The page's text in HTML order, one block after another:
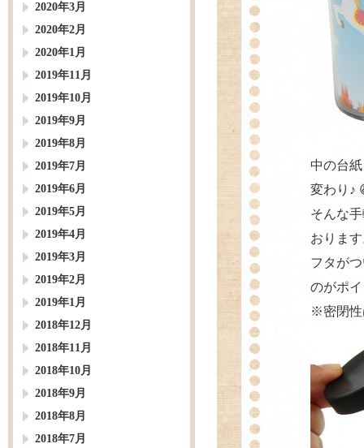
2020年3月
2020年2月
2020年1月
2019年11月
2019年10月
2019年9月
2019年8月
2019年7月
2019年6月
2019年5月
2019年4月
2019年3月
2019年2月
2019年1月
2018年12月
2018年11月
2018年10月
2018年9月
2018年8月
2018年7月
中の台
変わり♪
そんな
おりま
フタが
のがポ
※密閉性